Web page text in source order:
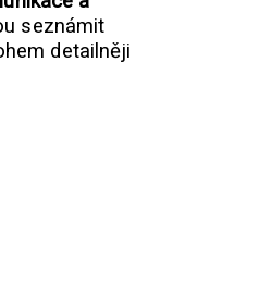
seznámit
detailněji